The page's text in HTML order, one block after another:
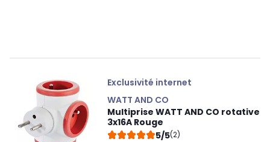
Exclusivité internet
WATT AND CO
Multiprise WATT AND CO rotative
3x16A Rouge
5/5(2)